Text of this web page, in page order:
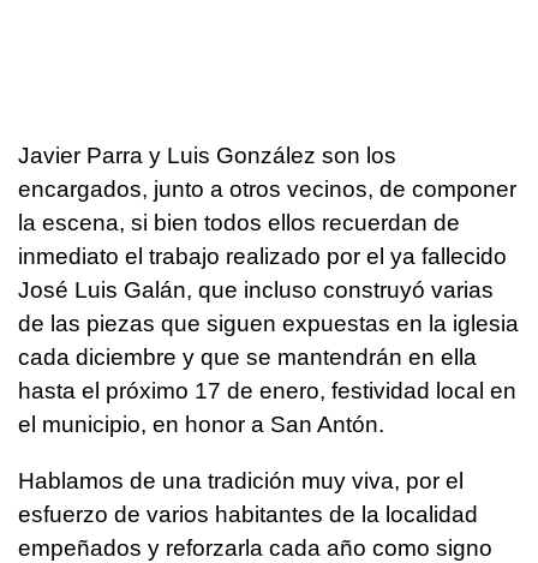
Javier Parra y Luis González son los
encargados, junto a otros vecinos, de componer
la escena, si bien todos ellos recuerdan de
inmediato el trabajo realizado por el ya fallecido
José Luis Galán, que incluso construyó varias
de las piezas que siguen expuestas en la iglesia
cada diciembre y que se mantendrán en ella
hasta el próximo 17 de enero, festividad local en
el municipio, en honor a San Antón.
Hablamos de una tradición muy viva, por el
esfuerzo de varios habitantes de la localidad
empeñados y reforzarla cada año como signo